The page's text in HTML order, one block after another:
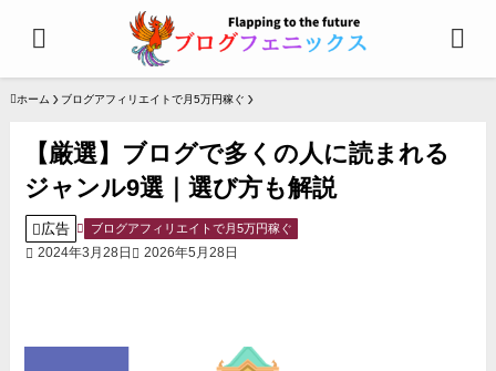
ホーム ブログアフィリエイトで月5万円稼ぐ
【厳選】ブログで多くの人に読まれる
ジャンル9選｜選び方も解説
広告 ブログアフィリエイトで月5万円稼ぐ
2024年3月28日 2026年5月28日